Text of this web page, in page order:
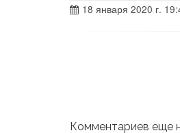
18 января 2020 г.
Комментариев еще